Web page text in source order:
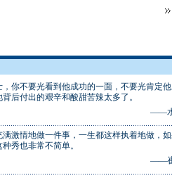
你不要光看到他成功的一面，不要光肯定
后付出的艰辛和酸甜苦辣太多了。
——
激情地做一件事，一生都这样执着地做，
秀也非常不简单。
——